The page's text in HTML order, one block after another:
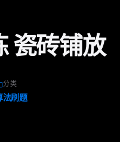
瓷砖铺放
分类
法刷题